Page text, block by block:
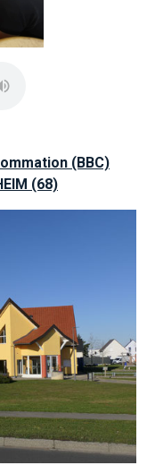
(BBC)
(68)